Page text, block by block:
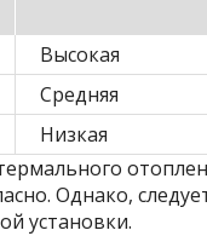
Высокая
Средняя
Низкая
Однако,
установки.